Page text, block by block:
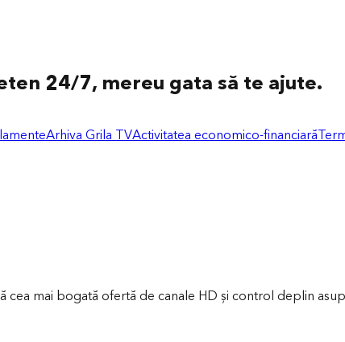
24/7, mereu gata să te ajute.
Arhiva Grila TVActivitatea economico-financiară
cea mai bogată ofertă de canale HD și control deplin